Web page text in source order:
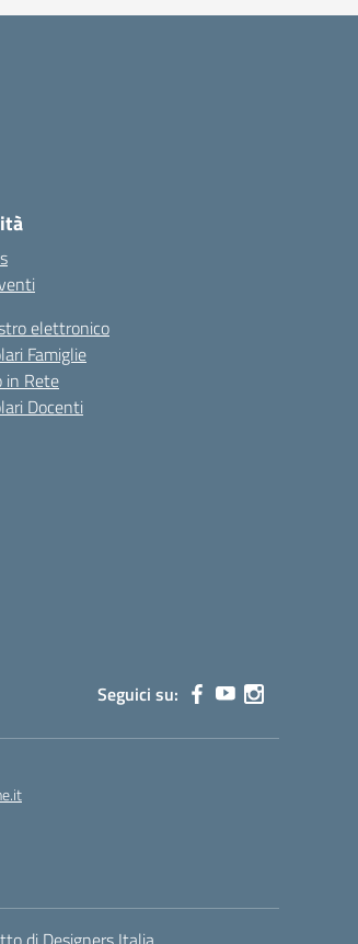
elettronico
Famiglie
in Rete
Docenti
Seguici su: